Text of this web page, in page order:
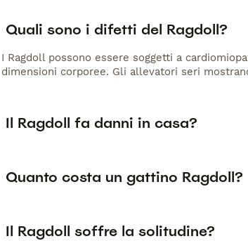
Quali sono i difetti del Ragdoll?
I Ragdoll possono essere soggetti a
dimensioni corporee. Gli allevatori seri
Il Ragdoll fa danni in casa?
Quanto costa un gattino Ragdoll?
Il Ragdoll soffre la solitudine?